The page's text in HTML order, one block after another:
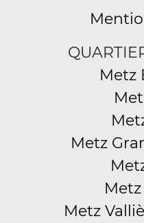
Metz
Metz
Metz